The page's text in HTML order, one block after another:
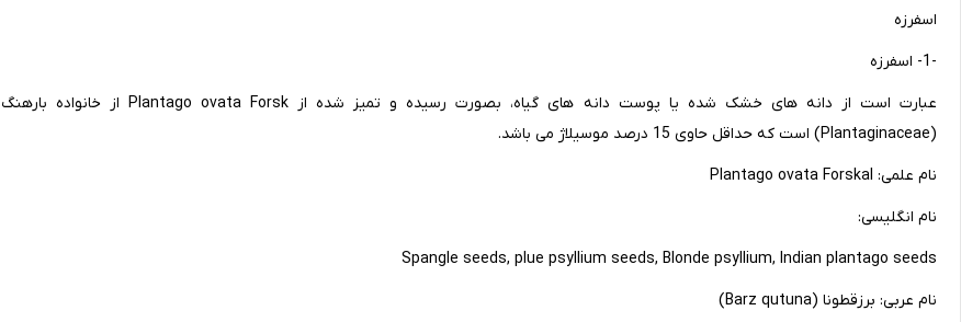
اسفرزه
-1- اسفرزه
عبارت است از دانه های خشک شده یا پوست دانه های گیاه، بصورت رسیده و تمیز شده از Plantago ovata Forsk از خانواده بارهنگ
(Plantaginaceae) است که حداقل حاوی 15 درصد موسیلاژ می باشد.
نام علمی: Plantago ovata Forskal
نام انگلیسی:
Spangle seeds, plue psyllium seeds, Blonde psyllium, Indian plantago seeds
نام عربی: برزقطونا (Barz qutuna)